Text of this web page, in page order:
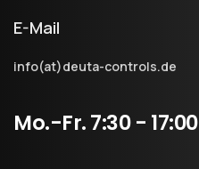
E-Mail
info(at)deuta-controls.de
Mo.-Fr.7:30 - 17:00